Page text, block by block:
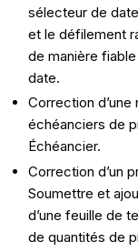
sélecteur de
et le défilement
de manière
date.
Correction
échéanciers de
Échéancier.
Correction d’un
Soumettre et
d’une feuille de
de quantités de